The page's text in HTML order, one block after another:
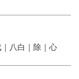
｜八白｜除｜心